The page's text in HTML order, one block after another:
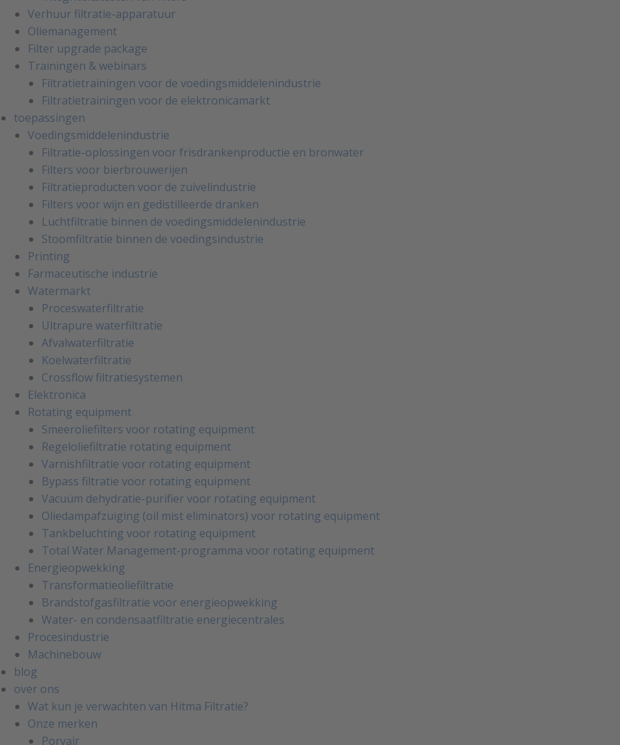
Verhuur filtratie-apparatuur
Oliemanagement
Filter upgrade package
Trainingen & webinars
Filtratietrainingen voor de voedingsmiddelenindustrie
Filtratietrainingen voor de elektronicamarkt
toepassingen
Voedingsmiddelenindustrie
Filtratie-oplossingen voor frisdrankenproductie en bronwater
Filters voor bierbrouwerijen
Filtratieproducten voor de zuivelindustrie
Filters voor wijn en gedistilleerde dranken
Luchtfiltratie binnen de voedingsmiddelenindustrie
Stoomfiltratie binnen de voedingsindustrie
Printing
Farmaceutische industrie
Watermarkt
Proceswaterfiltratie
Ultrapure waterfiltratie
Afvalwaterfiltratie
Koelwaterfiltratie
Crossflow filtratiesystemen
Elektronica
Rotating equipment
Smeeroliefilters voor rotating equipment
Regeloliefiltratie rotating equipment
Varnishfiltratie voor rotating equipment
Bypass filtratie voor rotating equipment
Vacuüm dehydratie-purifier voor rotating equipment
Oliedampafzuiging (oil mist eliminators) voor rotating equipment
Tankbeluchting voor rotating equipment
Total Water Management-programma voor rotating equipment
Energieopwekking
Transformatieoliefiltratie
Brandstofgasfiltratie voor energieopwekking
Water- en condensaatfiltratie energiecentrales
Procesindustrie
Machinebouw
blog
over ons
Wat kun je verwachten van Hitma Filtratie?
Onze merken
Porvair